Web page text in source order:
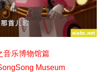
音乐博物馆篇
Museum